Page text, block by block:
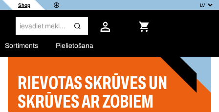
Shop
Sortiments Pielietošana
RIEVOTAS SKRŪVES UN
SKRŪVES AR ZOBIEM
Filtrs